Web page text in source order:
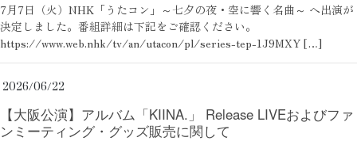
7月7日（火）NHK「うたコン」～七夕の夜・空に響く名曲～ へ出演が
決定しました。番組詳細は下記をご確認ください。
https://www.web.nhk/tv/an/utacon/pl/series-tep-1J9MXY […]
2026/06/22
【大阪公演】アルバム「KIINA.」 Release LIVEおよびファ
ンミーティング・グッズ販売に関して